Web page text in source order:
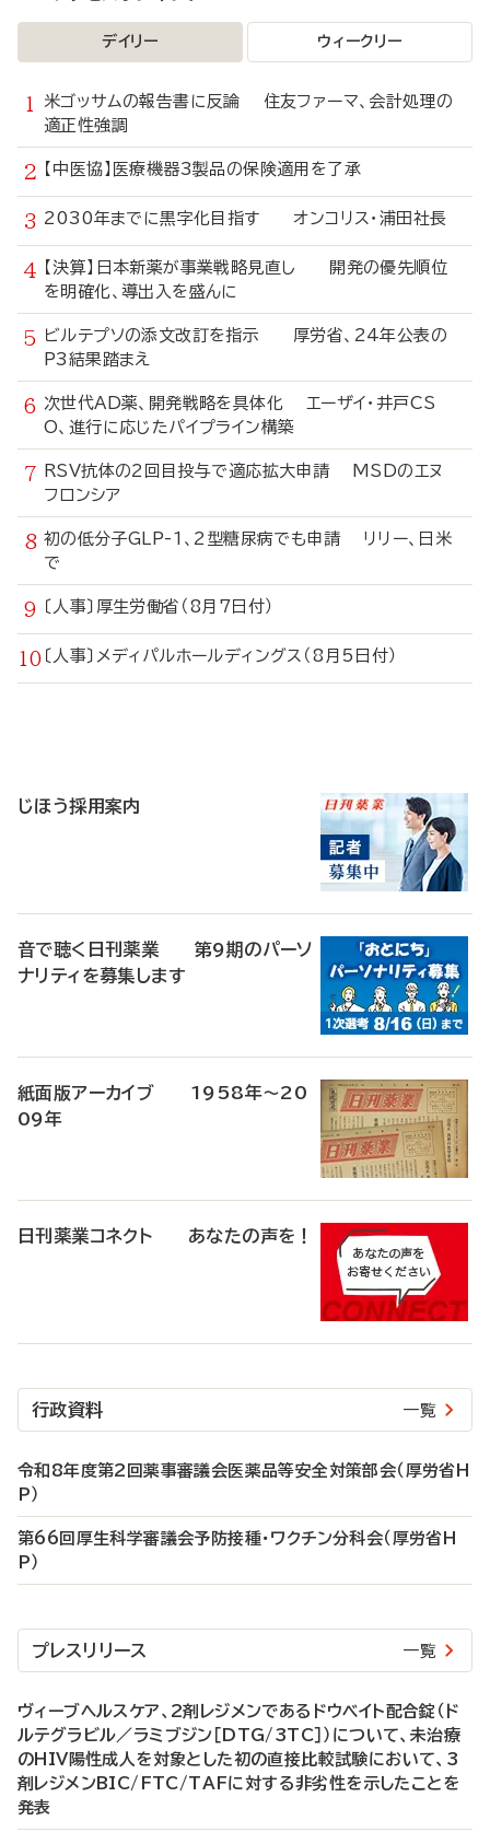
デイリー ウィークリー
米ゴッサムの報告書に反論 住友ファーマ、会計処理の
適正性強調
【中医協】医療機器3製品の保険適用を了承
2030年までに黒字化目指す オンコリス・浦田社長
【決算】日本新薬が事業戦略見直し 開発の優先順位
を明確化、導出入を盛んに
ビルテプソの添文改訂を指示 厚労省、24年公表の
P3結果踏まえ
次世代AD薬、開発戦略を具体化 エーザイ・井戸CS
O、進行に応じたパイプライン構築
RSV抗体の2回目投与で適応拡大申請 MSDのエヌ
フロンシア
初の低分子GLP-1、2型糖尿病でも申請 リリー、日米
で
〔人事〕厚生労働省（8月7日付）
〔人事〕メディパルホールディングス（8月5日付）
じほう採用案内
音で聴く日刊薬業 第9期のパーソ
ナリティを募集します
紙面版アーカイブ 1958年～20
09年
日刊薬業コネクト あなたの声を！
行政資料 一覧
令和8年度第2回薬事審議会医薬品等安全対策部会（厚労省H
P）
第66回厚生科学審議会予防接種・ワクチン分科会（厚労省H
P）
プレスリリース 一覧
ヴィーブヘルスケア、2剤レジメンであるドウベイト配合錠（ド
ルテグラビル／ラミブジン［DTG/3TC］）について、未治療
のHIV陽性成人を対象とした初の直接比較試験において、3
剤レジメンBIC/FTC/TAFに対する非劣性を示したことを
発表